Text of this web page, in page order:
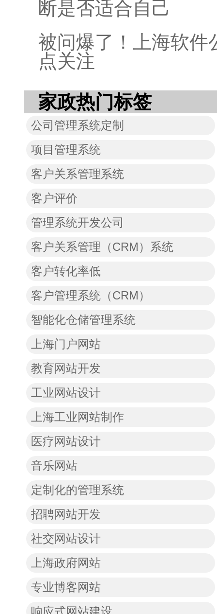
断是否适合自己
被问爆了！上海软件
点关注
家政热门标签
公司管理系统定制
项目管理系统
客户关系管理系统
客户评价
管理系统开发公司
客户关系管理（CRM）系统
客户转化率低
客户管理系统（CRM）
智能化仓储管理系统
上海门户网站
教育网站开发
工业网站设计
上海工业网站制作
医疗网站设计
音乐网站
定制化的管理系统
招聘网站开发
社交网站设计
上海政府网站
专业博客网站
响应式网站建设